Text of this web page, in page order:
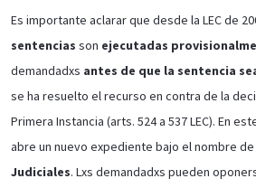
Es importante aclarar que desde la LEC de
sentencias son ejecutadas
demandadxs antes de que la sentencia
se ha resuelto el recurso en contra de la
Primera Instancia (arts. 524 a 537 LEC). En
abre un nuevo expediente bajo el nombre de
Judiciales. Lxs demandadxs pueden